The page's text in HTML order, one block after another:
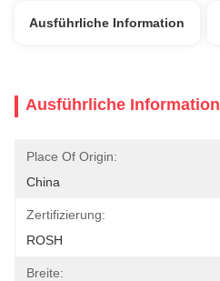
Ausführliche Information
Ausführliche Information
Place Of Origin:
China
Zertifizierung:
ROSH
Breite: